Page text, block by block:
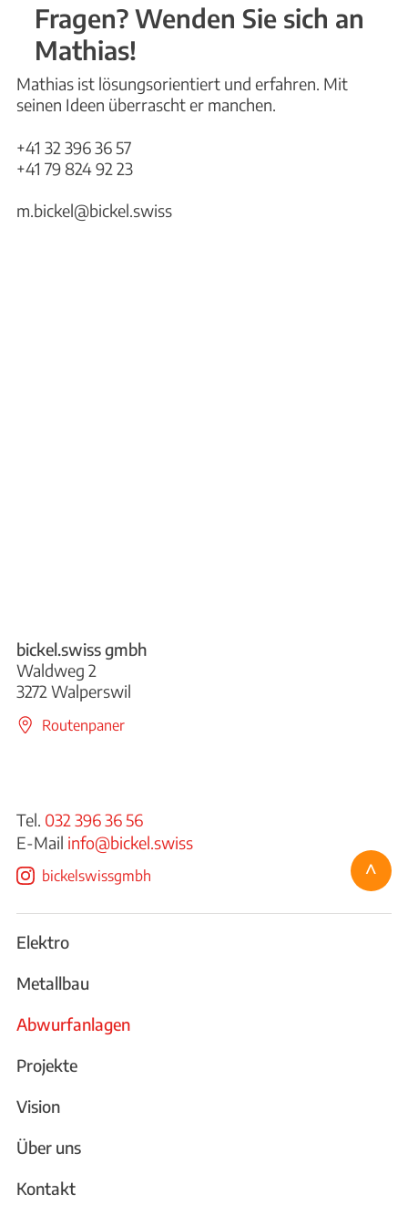
Fragen? Wenden Sie sich an
Mathias!
Mathias ist lösungsorientiert und erfahren. Mit
seinen Ideen überrascht er manchen.
+41 32 396 36 57
+41 79 824 92 23
m.bickel@bickel.swiss
bickel.swiss gmbh
Waldweg 2
3272 Walperswil
Routenpaner
Tel. 032 396 36 56
E-Mail info@bickel.swiss
bickelswissgmbh
Elektro
Metallbau
Abwurfanlagen
Projekte
Vision
Über uns
Kontakt
^